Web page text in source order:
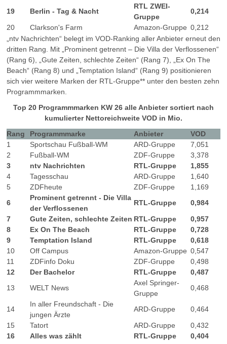
19
Berlin - Tag & Nacht
RTL ZWEI-
Gruppe
0,214
20
Clarkson's Farm Amazon-Gruppe 0,212
„ntv Nachrichten“ belegt im VOD-Ranking aller Anbieter erneut den
dritten Rang. Mit „Prominent getrennt – Die Villa der Verflossenen“
(Rang 6), „Gute Zeiten, schlechte Zeiten“ (Rang 7), „Ex On The
Beach“ (Rang 8) und „Temptation Island“ (Rang 9) positionieren
sich vier weitere Marken der RTL-Gruppe** unter den besten zehn
Programmmarken.
Top 20 Programmmarken KW 26 alle Anbieter sortiert nach
kumulierter Nettoreichweite VOD in Mio.
Rang
Programmmarke Anbieter
VOD
1
Sportschau Fußball-WM ARD-Gruppe
7,051
2
Fußball-WM ZDF-Gruppe
3,378
3
ntv Nachrichten RTL-Gruppe
1,855
4
Tagesschau ARD-Gruppe
1,640
5
ZDFheute ZDF-Gruppe
1,169
6
Prominent getrennt - Die Villa
der Verflossenen
RTL-Gruppe
0,984
7
Gute Zeiten, schlechte Zeiten RTL-Gruppe
0,957
8
Ex On The Beach RTL-Gruppe
0,728
9
Temptation Island RTL-Gruppe
0,618
10
Off Campus Amazon-Gruppe 0,547
11
ZDFinfo Doku ZDF-Gruppe
0,498
12
Der Bachelor RTL-Gruppe
0,487
13
WELT News
Axel Springer-
Gruppe
0,468
14
In aller Freundschaft - Die
jungen Ärzte
ARD-Gruppe
0,464
15
Tatort ARD-Gruppe
0,432
16
Alles was zählt RTL-Gruppe
0,404